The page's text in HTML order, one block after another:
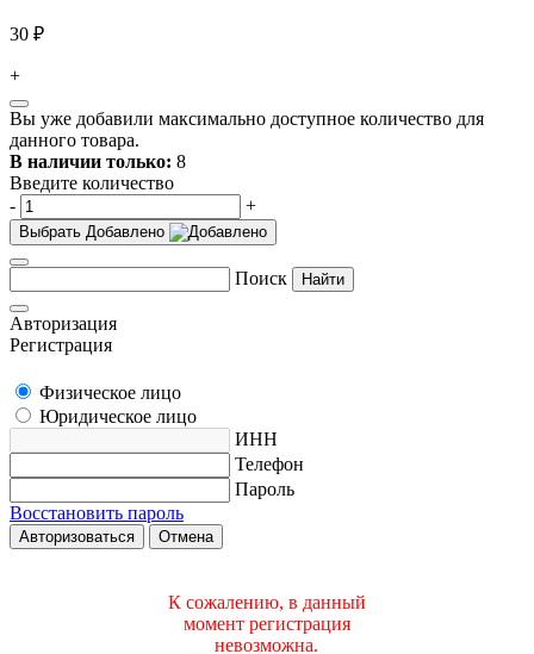
30 ₽
+
Вы уже добавили максимально доступное количество для
данного товара.
В наличии только: 8
Введите количество
-
+
Выбрать Добавлено
Поиск Найти
Авторизация
Регистрация
Физическое лицо
Юридическое лицо
ИНН
Телефон
Пароль
Восстановить пароль
Авторизоваться Отмена
К сожалению, в данный
момент регистрация
невозможна.